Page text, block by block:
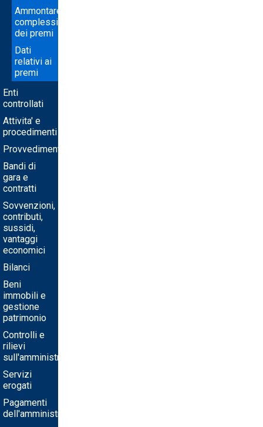
Ammontare
complessivo
dei premi
Dati
relativi ai
premi
Enti
controllati
Attivita' e
procedimenti
Provvedimenti
Bandi di
gara e
contratti
Sovvenzioni,
contributi,
sussidi,
vantaggi
economici
Bilanci
Beni
immobili e
gestione
patrimonio
Controlli e
rilievi
sull'amministrazione
Servizi
erogati
Pagamenti
dell'amministrazione